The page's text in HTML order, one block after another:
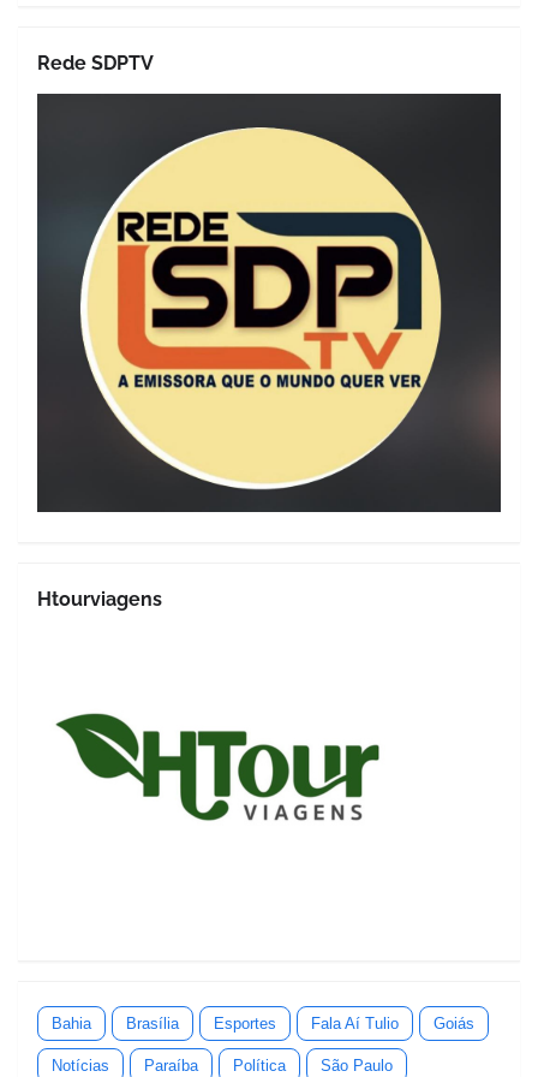
Rede SDPTV
Htourviagens
Bahia Brasília Esportes Fala Aí Tulio Goiás
Notícias Paraíba Política São Paulo